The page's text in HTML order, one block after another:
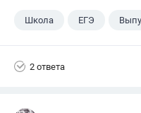
Школа ЕГЭ
2 ответа